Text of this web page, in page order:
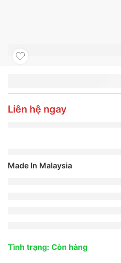
OPA28 OE
Liên hệ ngay
Made In Malaysia
Tình trạng: Còn hàng